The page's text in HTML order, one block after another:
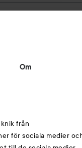
Om
från
för sociala medier